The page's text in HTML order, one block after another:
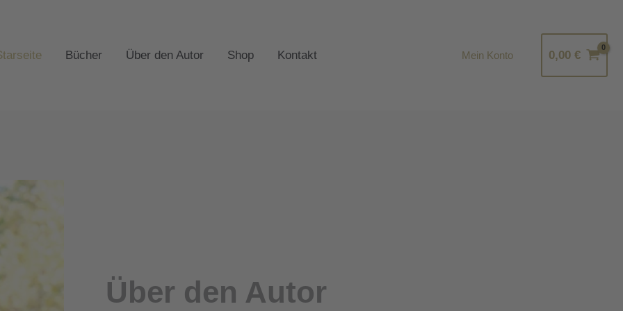
Bücher Über den Autor Shop Kontakt Mein Konto 0,00€
Über den Autor